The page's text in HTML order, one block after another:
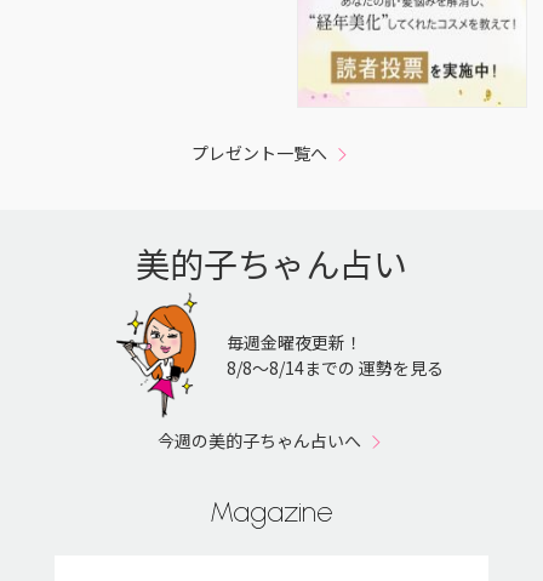
プレゼント一覧へ
美的子ちゃん占い
毎週金曜夜更新！
8/8〜8/14までの 運勢を見る
今週の美的子ちゃん占いへ
Magazine